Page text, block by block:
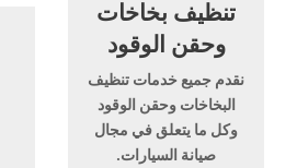
تنظيف بخاخات
وحقن الوقود
نقدم جميع خدمات تنظيف
البخاخات وحقن الوقود
وكل ما يتعلق في مجال
صيانة السيارات.